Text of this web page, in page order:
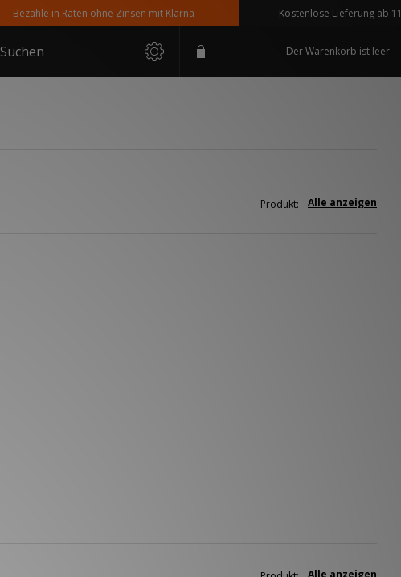
Bezahle in Raten ohne Zinsen mit Klarna Kostenlose Lieferung ab 110
Suchen Der Warenkorb ist leer
Alle anzeigen
Produkt:
Alle anzeigen